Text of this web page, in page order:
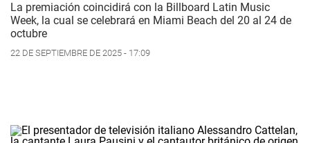
La premiación coincidirá con la Billboard Latin Music
Week, la cual se celebrará en Miami Beach del 20 al 24 de
octubre
22 DE SEPTIEMBRE DE 2025 - 17:09